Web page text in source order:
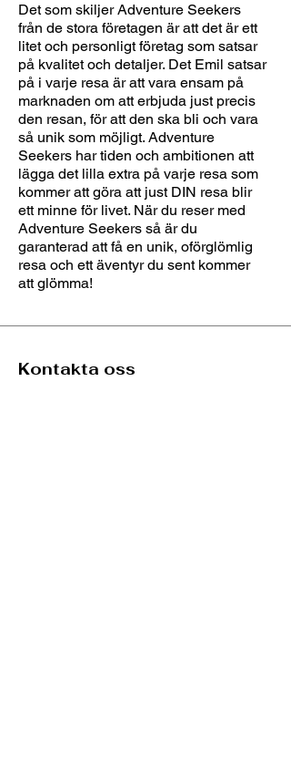
Det som skiljer Adventure Seekers
från de stora företagen är att det är ett
litet och personligt företag som satsar
på kvalitet och detaljer. Det Emil satsar
på i varje resa är att vara ensam på
marknaden om att erbjuda just precis
den resan, för att den ska bli och vara
så unik som möjligt. Adventure
Seekers har tiden och ambitionen att
lägga det lilla extra på varje resa som
kommer att göra att just DIN resa blir
ett minne för livet. När du reser med
Adventure Seekers så är du
garanterad att få en unik, oförglömlig
resa och ett äventyr du sent kommer
att glömma!
Kontakta oss